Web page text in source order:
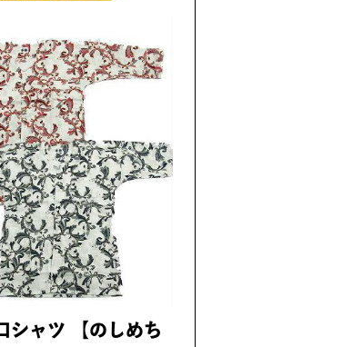
シャツ 【のしめち